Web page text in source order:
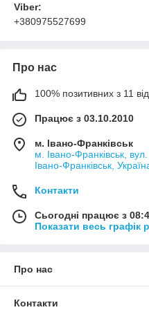
Viber:
+380975527699
Про нас
100% позитивних з 11
Працює з 03.10.2010
м. Івано-Франківськ
м. Івано-Франківськ,
Івано-Франківськ,
Контакти
Сьогодні працює з
Показати весь графік
Про нас
Контакти